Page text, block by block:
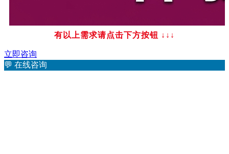
有以上需求请点击下方按钮 ↓↓↓
立即咨询
💬 在线咨询